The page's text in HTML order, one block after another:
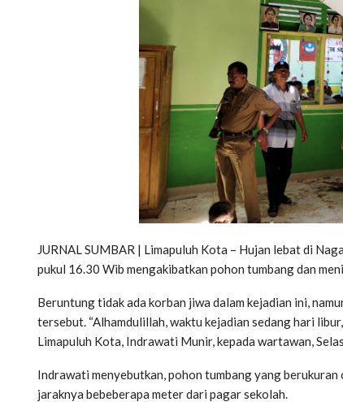
JURNAL SUMBAR | Limapuluh Kota – Hujan lebat di
pukul 16.30 Wib mengakibatkan pohon tumbang dan
Beruntung tidak ada korban jiwa dalam kejadian ini,
tersebut. “Alhamdulillah, waktu kejadian sedang hari
Limapuluh Kota, Indrawati Munir, kepada wartawan,
Indrawati menyebutkan, pohon tumbang yang
jaraknya bebeberapa meter dari pagar sekolah.